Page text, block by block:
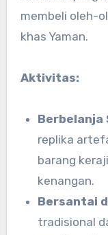
membeli oleh-
khas Yaman.
Aktivitas:
Berbelanja
replika
barang
kenangan.
Bersantai
tradisional